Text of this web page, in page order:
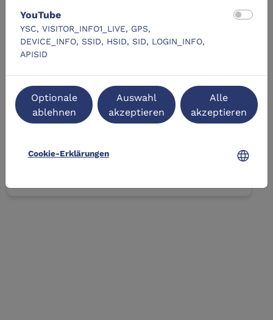
YouTube
YSC, VISITOR_INFO1_LIVE, GPS,
DEVICE_INFO, SSID, HSID, SID, LOGIN_INFO,
APISID
Optionale
ablehnen
Auswahl
akzeptieren
Alle
akzeptieren
Cookie-Erklärungen language
Organisationen
Wissen nutzen, Netzwerke aufbauen,
gesellschaftliche Wirkung verstärken
Mehr erfahren